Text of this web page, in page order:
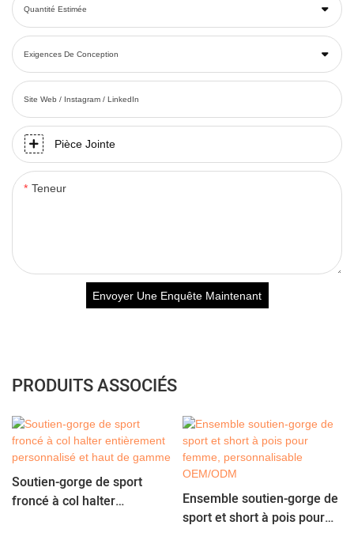
Quantité Estimée
Exigences De Conception
Site Web / Instagram / LinkedIn
Pièce Jointe
Teneur
Envoyer Une Enquête Maintenant
PRODUITS ASSOCIÉS
Soutien-gorge de sport
froncé à col halter
Ensemble soutien-gorge de
sport et short à pois pour